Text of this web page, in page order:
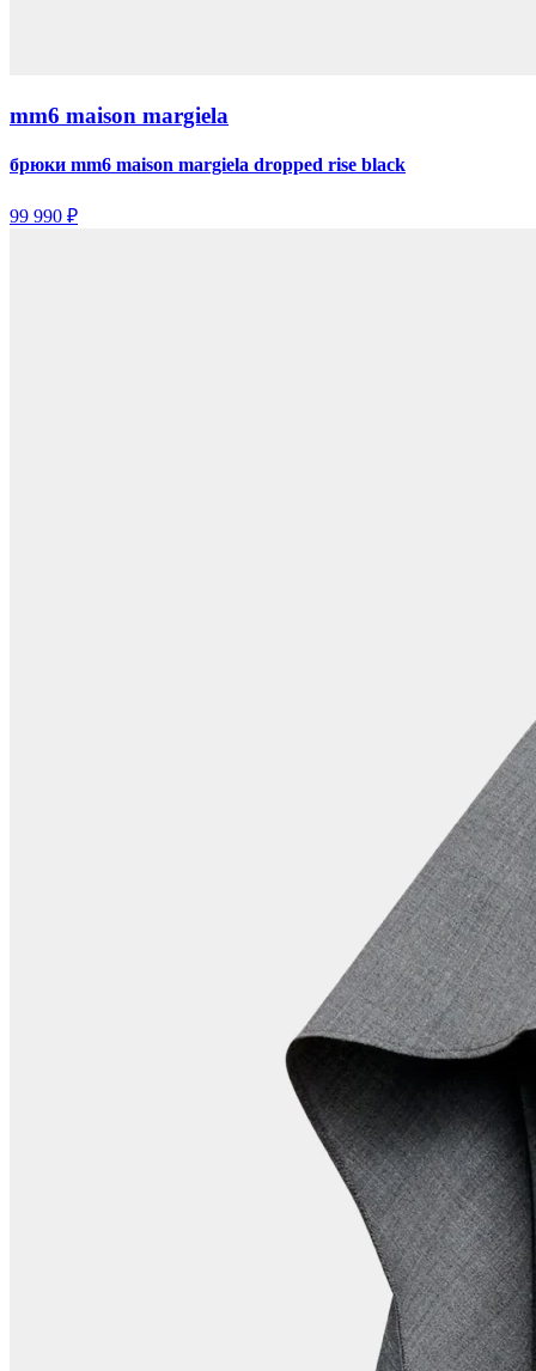
mm6 maison margiela
брюки mm6 maison margiela dropped rise black
99 990 ₽